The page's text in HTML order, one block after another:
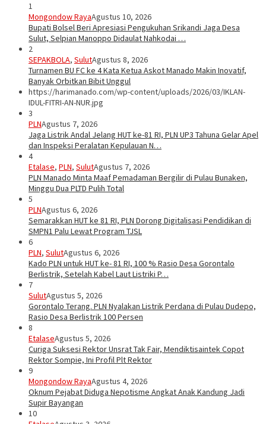
1
Mongondow RayaAgustus 10, 2026
Bupati Bolsel Beri Apresiasi Pengukuhan Srikandi Jaga Desa
Sulut, Selpian Manoppo Didaulat Nahkodai …
2
SEPAKBOLA, SulutAgustus 8, 2026
Turnamen BU FC ke 4 Kata Ketua Askot Manado Makin Inovatif,
Banyak Orbitkan Bibit Unggul
https://harimanado.com/wp-content/uploads/2026/03/IKLAN-
IDUL-FITRI-AN-NUR.jpg
3
PLNAgustus 7, 2026
Jaga Listrik Andal Jelang HUT ke-81 RI, PLN UP3 Tahuna Gelar Apel
dan Inspeksi Peralatan Kepulauan N…
4
Etalase, PLN, SulutAgustus 7, 2026
PLN Manado Minta Maaf Pemadaman Bergilir di Pulau Bunaken,
Minggu Dua PLTD Pulih Total
5
PLNAgustus 6, 2026
Semarakkan HUT ke 81 RI, PLN Dorong Digitalisasi Pendidikan di
SMPN1 Palu Lewat Program TJSL
6
PLN, SulutAgustus 6, 2026
Kado PLN untuk HUT ke- 81 RI, 100 % Rasio Desa Gorontalo
Berlistrik, Setelah Kabel Laut Listriki P…
7
SulutAgustus 5, 2026
Gorontalo Terang. PLN Nyalakan Listrik Perdana di Pulau Dudepo,
Rasio Desa Berlistrik 100 Persen
8
EtalaseAgustus 5, 2026
Curiga Suksesi Rektor Unsrat Tak Fair, Mendiktisaintek Copot
Rektor Sompie, Ini Profil Plt Rektor
9
Mongondow RayaAgustus 4, 2026
Oknum Pejabat Diduga Nepotisme Angkat Anak Kandung Jadi
Supir Bayangan
10